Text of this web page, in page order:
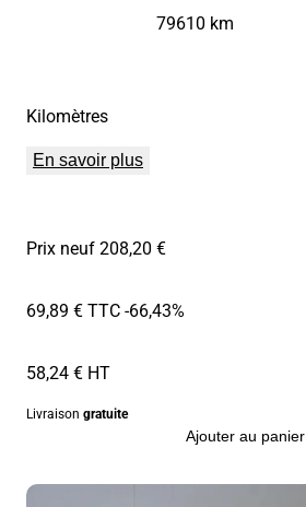
Kilomètres
79610 km
En savoir plus
Prix neuf 208,20 €
69,89 € TTC-66,43%
58,24 € HT
Livraison gratuite
Ajouter au panier